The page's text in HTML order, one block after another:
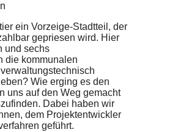
ein Vorzeige-Stadtteil, der
gepriesen wird. Hier
und sechs
die kommunalen
Wie erging es den
uns auf den Weg gemacht
Dabei haben wir
dem Projektentwickler
geführt.